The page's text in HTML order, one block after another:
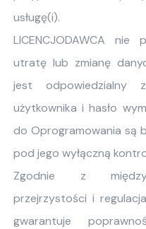
usługę(i).
LICENCJODAWCA
utratę lub zmianę
jest odpowiedzialny
użytkownika i hasło
do Oprogramowania są
pod jego wyłączną
Zgodnie z
przejrzystości i
gwarantuje